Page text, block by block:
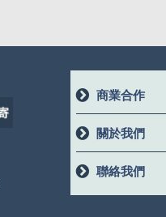
商業合作
關於我們
聯絡我們